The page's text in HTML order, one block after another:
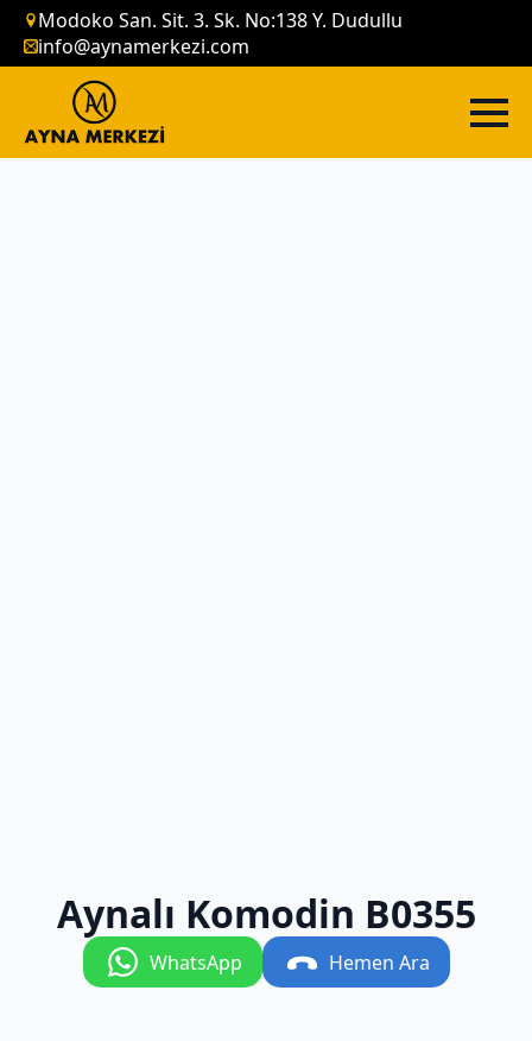
Modoko San. Sit. 3. Sk. No:138 Y. Dudullu
info@aynamerkezi.com
Aynalı Komodin B0355
WhatsApp Hemen Ara